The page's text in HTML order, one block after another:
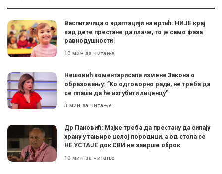
Васпитачица о адаптацији на вртић: НИЈЕ крај
кад дете престане да плаче, то је само фаза
равнодушности
10 мин за читање
Нешовић коментарисала измене Закона о
образовању: ”Ко одговорно ради, не треба да
се плаши да ће изгубити лиценцу”
3 мин за читање
Др Пановић: Мајке треба да престану да сипају
храну у тањире целој породици, а од стола се
НЕ УСТАЈЕ док СВИ не заврше оброк
10 мин за читање